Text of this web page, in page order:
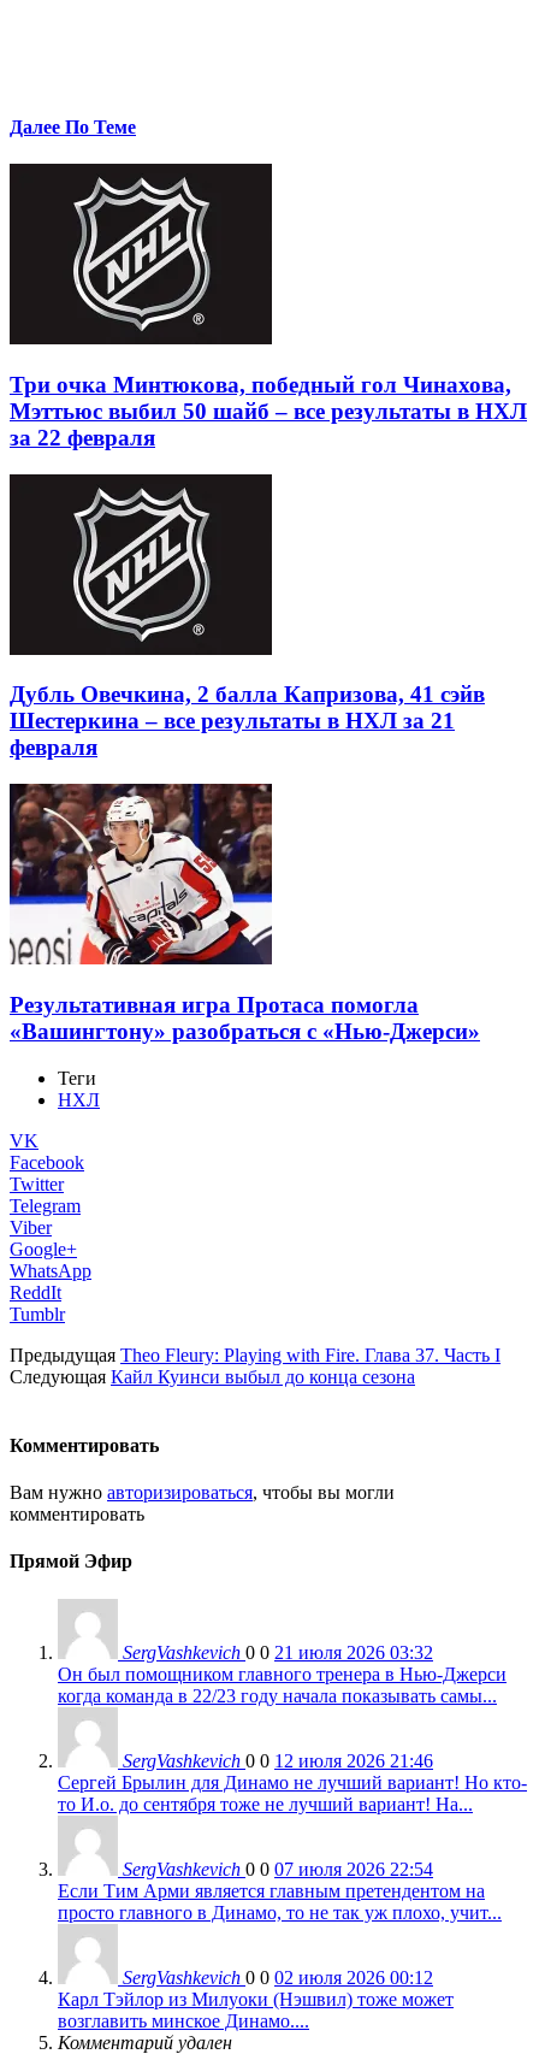
Далее По Теме
Три очка Минтюкова, победный гол Чинахова,
Мэттьюс выбил 50 шайб – все результаты в НХЛ
за 22 февраля
Дубль Овечкина, 2 балла Капризова, 41 сэйв
Шестеркина – все результаты в НХЛ за 21
февраля
Результативная игра Протаса помогла
«Вашингтону» разобраться с «Нью-Джерси»
Теги
НХЛ
VK
Facebook
Twitter
Telegram
Viber
Google+
WhatsApp
ReddIt
Tumblr
Предыдущая Theo Fleury: Playing with Fire. Глава 37. Часть I
Следующая Кайл Куинси выбыл до конца сезона
Комментировать
Вам нужно авторизироваться, чтобы вы могли
комментировать
Прямой Эфир
SergVashkevich 0 0 21 июля 2026 03:32
Он был помощником главного тренера в Нью-Джерси
когда команда в 22/23 году начала показывать самы...
SergVashkevich 0 0 12 июля 2026 21:46
Сергей Брылин для Динамо не лучший вариант! Но кто-
то И.о. до сентября тоже не лучший вариант! На...
SergVashkevich 0 0 07 июля 2026 22:54
Если Тим Арми является главным претендентом на
просто главного в Динамо, то не так уж плохо, учит...
SergVashkevich 0 0 02 июля 2026 00:12
Карл Тэйлор из Милуоки (Нэшвил) тоже может
возглавить минское Динамо....
Комментарий удален